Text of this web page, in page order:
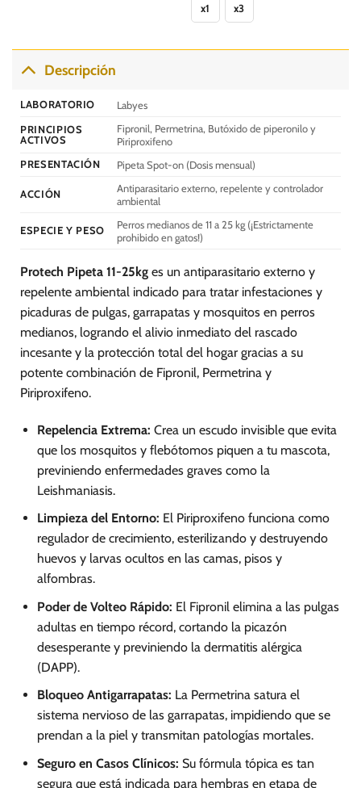
múltiples
pueden
x1 x3
Descripción
LABORATORIO
Labyes
PRINCIPIOS
ACTIVOS
Fipronil, Permetrina, Butóxido de piperonilo y
Piriproxifeno
PRESENTACIÓN
Pipeta Spot-on (Dosis mensual)
ACCIÓN
Antiparasitario externo, repelente y controlador
ambiental
ESPECIE Y PESO
Perros medianos de 11 a 25 kg (¡Estrictamente
prohibido en gatos!)
Protech Pipeta 11-25kg es un antiparasitario externo y
repelente ambiental indicado para tratar infestaciones y
picaduras de pulgas, garrapatas y mosquitos en perros
medianos, logrando el alivio inmediato del rascado
incesante y la protección total del hogar gracias a su
potente combinación de Fipronil, Permetrina y
Piriproxifeno.
Repelencia Extrema: Crea un escudo invisible que evita
que los mosquitos y flebótomos piquen a tu mascota,
previniendo enfermedades graves como la
Leishmaniasis.
Limpieza del Entorno: El Piriproxifeno funciona como
regulador de crecimiento, esterilizando y destruyendo
huevos y larvas ocultos en las camas, pisos y
alfombras.
Poder de Volteo Rápido: El Fipronil elimina a las pulgas
adultas en tiempo récord, cortando la picazón
desesperante y previniendo la dermatitis alérgica
(DAPP).
Bloqueo Antigarrapatas: La Permetrina satura el
sistema nervioso de las garrapatas, impidiendo que se
prendan a la piel y transmitan patologías mortales.
Seguro en Casos Clínicos: Su fórmula tópica es tan
segura que está indicada para hembras en etapa de